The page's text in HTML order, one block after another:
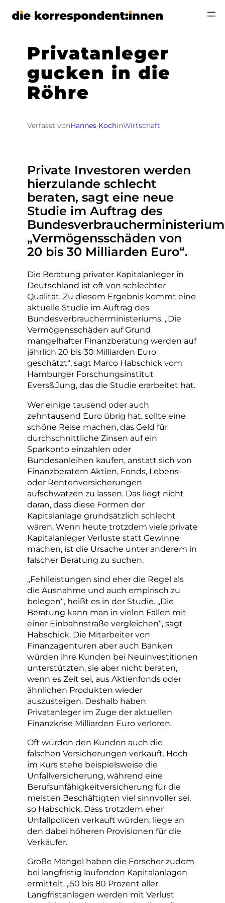
Zum
Privatanleger
gucken in die
Röhre
Verfasst vonHannes KochinWirtschaft
Private Investoren werden
hierzulande schlecht
beraten, sagt eine neue
Studie im Auftrag des
„Vermögensschäden von
20 bis 30 Milliarden Euro“.
Die Beratung privater Kapitalanleger in
Deutschland ist oft von schlechter
Qualität. Zu diesem Ergebnis kommt eine
aktuelle Studie im Auftrag des
Bundesverbraucherministeriums. „Die
Vermögensschäden auf Grund
mangelhafter Finanzberatung werden auf
jährlich 20 bis 30 Milliarden Euro
geschätzt“, sagt Marco Habschick vom
Hamburger Forschungsinstitut
Evers&Jung, das die Studie erarbeitet hat.
Wer einige tausend oder auch
zehntausend Euro übrig hat, sollte eine
schöne Reise machen, das Geld für
durchschnittliche Zinsen auf ein
Sparkonto einzahlen oder
Bundesanleihen kaufen, anstatt sich von
Finanzberatern Aktien, Fonds, Lebens-
oder Rentenversicherungen
aufschwatzen zu lassen. Das liegt nicht
daran, dass diese Formen der
Kapitalanlage grundsätzlich schlecht
wären. Wenn heute trotzdem viele private
Kapitalanleger Verluste statt Gewinne
machen, ist die Ursache unter anderem in
falscher Beratung zu suchen.
„Fehlleistungen sind eher die Regel als
die Ausnahme und auch empirisch zu
belegen“, heißt es in der Studie. „Die
Beratung kann man in vielen Fällen mit
einer Einbahnstraße vergleichen“, sagt
Habschick. Die Mitarbeiter von
Finanzagenturen aber auch Banken
würden ihre Kunden bei Neuinvestitionen
unterstützten, sie aber nicht beraten,
wenn es Zeit sei, aus Aktienfonds oder
ähnlichen Produkten wieder
auszusteigen. Deshalb haben
Privatanleger im Zuge der aktuellen
Finanzkrise Milliarden Euro verloren.
Oft würden den Kunden auch die
falschen Versicherungen verkauft. Hoch
im Kurs stehe beispielsweise die
Unfallversicherung, während eine
Berufsunfähigkeitversicherung für die
meisten Beschäftigten viel sinnvoller sei,
so Habschick. Dass trotzdem eher
Unfallpolicen verkauft würden, liege an
den dabei höheren Provisionen für die
Verkäufer.
Große Mängel haben die Forscher zudem
bei langfristig laufenden Kapitalanlagen
ermittelt. „50 bis 80 Prozent aller
Langfristanlagen werden mit Verlust